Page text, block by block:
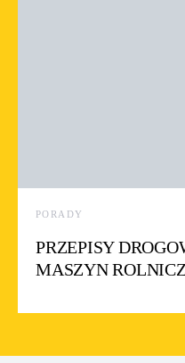
PORADY
PRZEPISY
MASZYN